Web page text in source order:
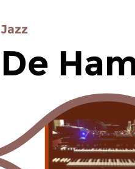
Jazz
De